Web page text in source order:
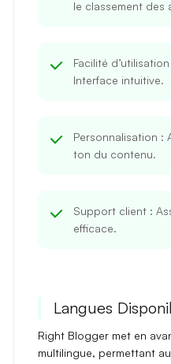
le classement des
Facilité d’utilisation
Interface intuitive.
Personnalisation :
ton du contenu.
Support client:
efficace.
Langues
Right Blogger met en
multilingue, permettant